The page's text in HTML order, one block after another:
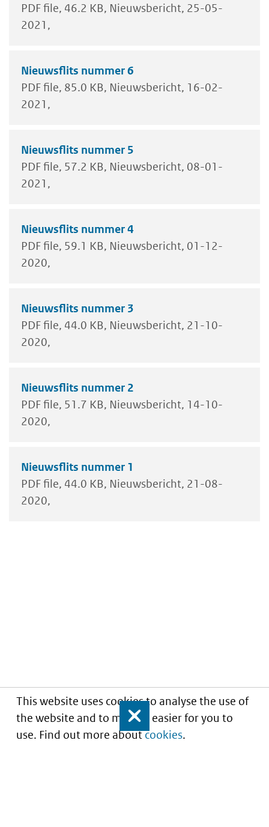
This website uses cookies to analyse the use of
the website and to make it easier for you to
use. Find out more aboutcookies.
Close
PDF file 46.2 KB Nieuwsbericht 25-05-
2021
Nieuwsflits nummer 6
PDF file 85.0 KB Nieuwsbericht 16-02-
2021
Nieuwsflits nummer 5
PDF file 57.2 KB Nieuwsbericht 08-01-
2021
Nieuwsflits nummer 4
PDF file 59.1 KB Nieuwsbericht 01-12-
2020
Nieuwsflits nummer 3
PDF file 44.0 KB Nieuwsbericht 21-10-
2020
Nieuwsflits nummer 2
PDF file 51.7 KB Nieuwsbericht 14-10-
2020
Nieuwsflits nummer 1
PDF file 44.0 KB Nieuwsbericht 21-08-
2020